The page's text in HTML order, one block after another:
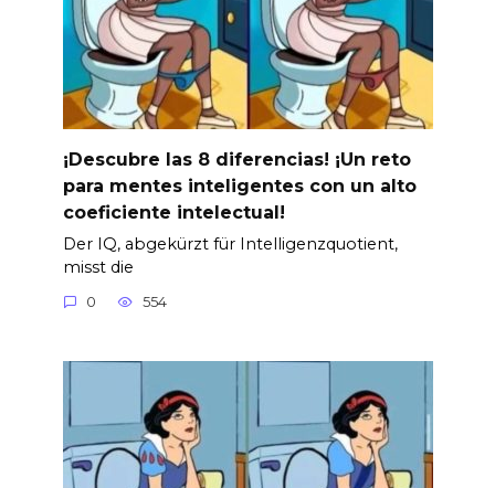
¡Descubre las 8 diferencias! ¡Un reto
para mentes inteligentes con un alto
coeficiente intelectual!
Der IQ, abgekürzt für Intelligenzquotient,
misst die
0 554